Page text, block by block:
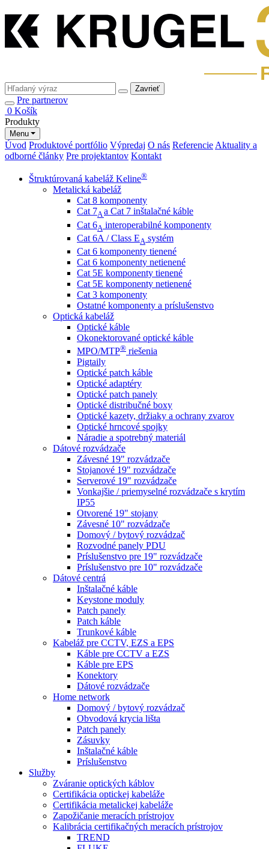
Zavrieť
Pre partnerov
0 Košík
Produkty
Menu
Úvod Produktové portfólio Výpredaj O nás Referencie Aktuality a
odborné články Pre projektantov Kontakt
Štruktúrovaná kabeláž Keline®
Metalická kabeláž
Cat 8 komponenty
Cat 7Aa Cat 7 inštalačné káble
Cat 6A interoperabilné komponenty
Cat 6A / Class EA systém
Cat 6 komponenty tienené
Cat 6 komponenty netienené
Cat 5E komponenty tienené
Cat 5E komponenty netienené
Cat 3 komponenty
Ostatné komponenty a príslušenstvo
Optická kabeláž
Optické káble
Okonektorované optické káble
MPO/MTP® ​ riešenia
Pigtaily
Optické patch káble
Optické adaptéry
Optické patch panely
Optické distribučné boxy
Optické kazety, držiaky a ochrany zvarov
Optické hrncové spojky
Náradie a spotrebný materiál
Dátové rozvádzače
Závesné 19" rozvádzače
Stojanové 19" rozvádzače
Serverové 19" rozvádzače
Vonkajšie / priemyselné rozvádzače s krytím
IP55
Otvorené 19" stojany
Závesné 10" rozvádzače
Domový / bytový rozvádzač
Rozvodné panely PDU
Príslušenstvo pre 19" rozvádzače
Príslušenstvo pre 10" rozvádzače
Dátové centrá
Inštalačné káble
Keystone moduly
Patch panely
Patch káble
Trunkové káble
Kabeláž pre CCTV, EZS a EPS
Káble pre CCTV a EZS
Káble pre EPS
Konektory
Dátové rozvádzače
Home network
Domový / bytový rozvádzač
Obvodová krycia lišta
Patch panely
Zásuvky
Inštalačné káble
Príslušenstvo
Služby
Zváranie optických káblov
Certifikácia optickej kabeláže
Certifikácia metalickej kabeláže
Zapožičanie meracích prístrojov
Kalibrácia certifikačných meracích prístrojov
TREND